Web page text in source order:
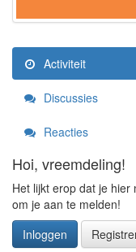
Activiteit
Discussies
Reacties
Hoi, vreemdeling!
Het lijkt erop dat je hier
om je aan te melden!
Inloggen